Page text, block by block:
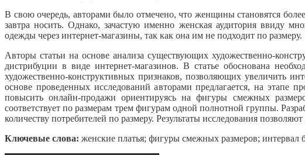
В свою очередь, авторами было отмечено, что женщины становятся
завтра носить. Однако, зачастую именно женская аудитория ввиду
одежды через интернет-магазины, так как она им не подходит по размеру.
Авторы статьи на основе анализа существующих художественно-
дистрибуции в виде интернет-магазинов. В статье обоснована
художественно-конструктивных признаков, позволяющих увеличить
основе проведенных исследований авторами предлагается, на этапе
повысить онлайн-продажи ориентируясь на фигуры смежных
соответствует по размерам трем фигурам одной полнотной группы.
количеству потребителей по размеру. Результаты исследования
Ключевые слова: женские платья; фигуры смежных размеров; интервал